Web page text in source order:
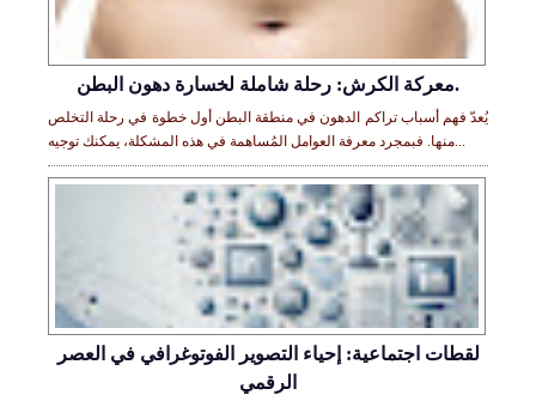
معركة الكرش: رحلة شاملة لخسارة دهون البطن.
يُعدّ فهم أسباب تراكم الدهون في منطقة البطن أول خطوة في رحلة التخلص
منها. فبمجرد معرفة العوامل المُساهمة في هذه المشكلة، يمكنك توجيه...
لقطات اجتماعية: إحياء التصوير الفوتوغرافي في العصر
الرقمي